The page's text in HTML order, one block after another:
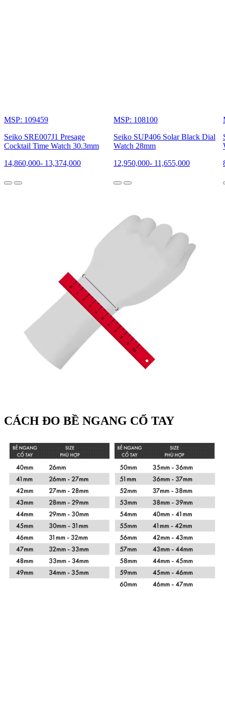
MSP: 109459
Seiko SRE007J1 Presage
Cocktail Time Watch 30.3mm
14,860,000- 13,374,000
MSP: 108100
Seiko SUP406 Solar Black Dial
Watch 28mm
12,950,000- 11,655,000
CÁCH ĐO BỀ NGANG CỔ TAY